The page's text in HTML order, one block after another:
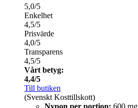
5,0/5
Enkelhet
4,5/5
Prisvärde
4,0/5
Transparens
4,5/5
Vårt betyg:
4,4/5
Till butiken
(Svenskt Kosttillskott)